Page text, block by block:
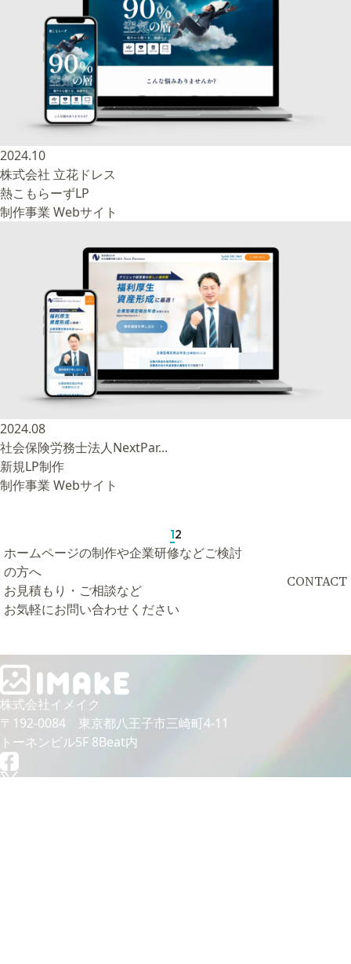
2024.10
株式会社 立花ドレス
熱こもらーずLP
制作事業 Webサイト
2024.08
社会保険労務士法人NextPar...
新規LP制作
制作事業 Webサイト
12
ホームページの制作や企業研修などご検討
の方へ
お見積もり・ご相談など
お気軽にお問い合わせください
CONTACT
株式会社イメイク
〒192-0084 東京都⼋王⼦市三崎町4-11
トーネンビル5F 8Beat内